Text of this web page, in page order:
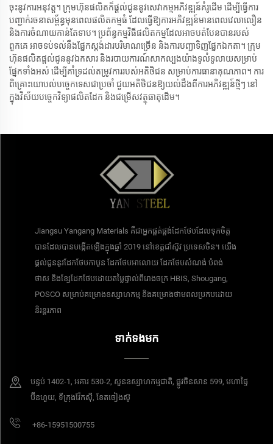
ចុះនូវការអនុវត្ត។ ក្រុមហ៊ុនផលិតក៏ផ្តល់ជូននូវសេវាកម្មអភិវឌ្ឍន៍គំរូដើម ដើម្បីធ្វើការ
បញ្ជាក់រចនាសម្ព័ន្ធមុនពេលផលិតកម្មធំ ដែលធ្វើឱ្យការអភិវឌ្ឍន៍មានពេលវេលាលឿន
និងការចំណាយកាន់តែទាប។ ប្រព័ន្ធកម្មវិធីផលិតកម្មដែលអាចបត់បែនបានរបស់
ពួកគេ អាចទប់ទល់នឹងផ្នែកស្តង់ដារបរិមាណច្រើន និងការបញ្ជាទិញផ្នែកឯកតា។ ក្រុម
ហ៊ុនផលិតផ្តល់ជូននូវឯកសារ និងរបាយការណ៍សាកល្បងយ៉ាងទូលំទូលាយសម្រាប់
ផ្នែកទាំងអស់ ដើម្បីគាំទ្រដល់តម្រូវការរបស់អតិថិជន សម្រាប់ការធានាគុណភាព។ ការ
ពិគ្រោះយោបល់បច្ចេកទេសជាប្រចាំ ជួយអតិថិជនឱ្យយល់ដឹងពីការអភិវឌ្ឍន៍ថ្មីៗ នៅ
ក្នុងវិស័យបច្ចេកវិទ្យាផលិតដែក និងជម្រើសវត្ថុធាតុដើម។
Jiangsu Yangang Materials គឺជាអ្នកផ្គត់ផ្គង់ដែកថែបដែលទុកចិត្ត
បានដែលបានបង្កើតឡើងក្នុងឆ្នាំ 2019 នៅខេត្តជាំស៊ូវ ប្រទេសចិន។ យើង
ផ្តល់ជូននូវដែកថែបកាបូន ដែកថែបអាលោយ ដែកថែបសំណង់ បំពង់
ថាស និងខ្សែដែកថែបដោយតម្លៃផ្ទាល់ពីរោងចក្រ HBIS, Shougang,
POSCO សម្រាប់គម្រោងឧស្សាហកម្ម និងគម្រោងថាមពលប្រកបដោយ
និរន្តរភាព
ទាក់ទងមក
បន្ទប់​ 1402-1, អគារ 530-2, សួនឧស្សាហកម្មជាតិ, ផ្លូវចិនសាន 599, មហាផ្ទៃ
ប៊ីនហួយ, ទីក្រុងវ៉ែកស៊ី, ខែតចៀងស៊ូ
+86-15951500755